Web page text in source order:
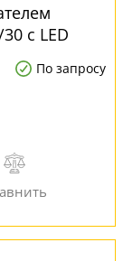
с LED
По запросу